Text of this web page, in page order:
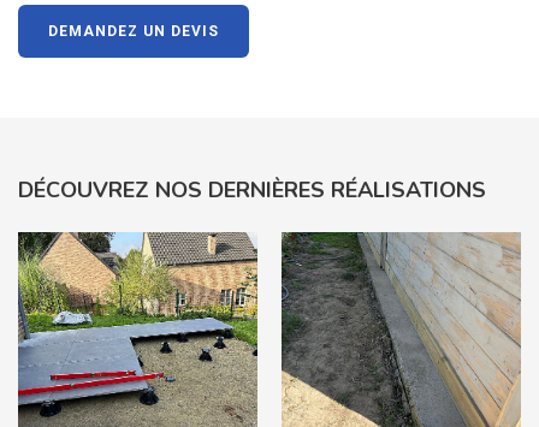
DEMANDEZ UN DEVIS
DÉCOUVREZ NOS DERNIÈRES RÉALISATIONS